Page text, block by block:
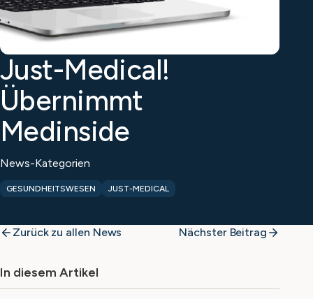
Just-Medical!
Übernimmt
Medinside
News-Kategorien
GESUNDHEITSWESEN JUST-MEDICAL
Zurück zu allen News Nächster Beitrag
In diesem Artikel